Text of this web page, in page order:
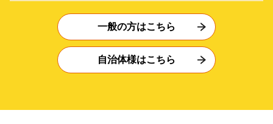
一般の方はこちら
自治体様はこちら